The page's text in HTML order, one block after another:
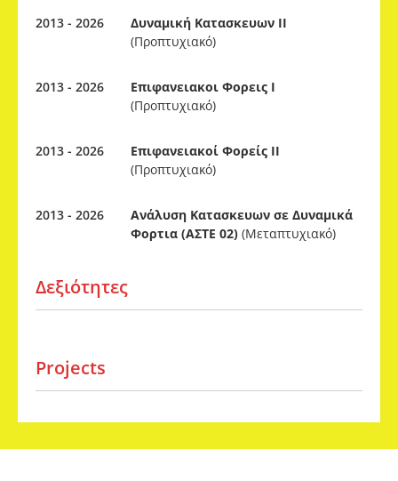
2013 - 2026
Δυναμική Κατασκευων ΙΙ
(Προπτυχιακό)
2013 - 2026
Επιφανειακοι Φορεις Ι
(Προπτυχιακό)
2013 - 2026
Επιφανειακοί Φορείς ΙΙ
(Προπτυχιακό)
2013 - 2026
Ανάλυση Κατασκευων σε Δυναμικά
Φορτια (ΑΣΤΕ 02) (Μεταπτυχιακό)
Δεξιότητες
Projects